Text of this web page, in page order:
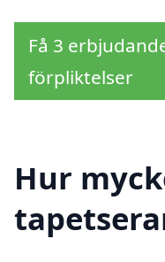
Få 3
förpliktelser
Hur